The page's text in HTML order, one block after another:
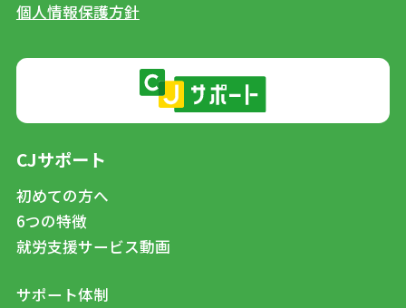
個人情報保護方針
CJサポート
初めての方へ
6つの特徴
就労支援サービス動画
サポート体制